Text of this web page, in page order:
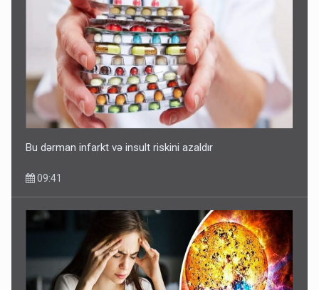
Bu dərman infarkt və insult riskini azaldır
09:41